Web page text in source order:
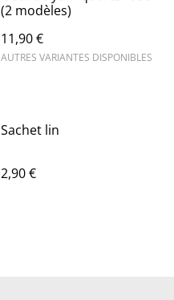
(2 modèles)
11,90 €
AUTRES VARIANTES DISPONIBLES
Sachet lin
2,90 €